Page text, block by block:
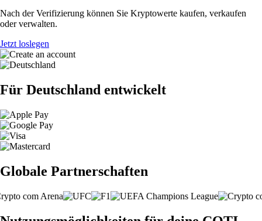
Nach der Verifizierung können Sie Kryptowerte kaufen, verkaufen
oder verwalten.
Jetzt loslegen
Für Deutschland entwickelt
Globale Partnerschaften